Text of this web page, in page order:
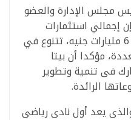
مجلس الإدارة والعضو
إجمالي استثمارات
الشركة بالسوق المحلية تبلغ 6 مليارات جنيه، تتنوع في
مؤكدا أن بيتا
فى تنمية وتطوير
الرائدة.
يعد أول نادى رياضى